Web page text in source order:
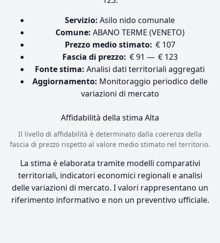
Servizio: Asilo nido comunale
Comune: ABANO TERME (VENETO)
Prezzo medio stimato: € 107
Fascia di prezzo: € 91 — € 123
Fonte stima: Analisi dati territoriali aggregati
Aggiornamento: Monitoraggio periodico delle
variazioni di mercato
Affidabilità della stima Alta
Il livello di affidabilità è determinato dalla coerenza della
fascia di prezzo rispetto al valore medio stimato nel territorio.
La stima è elaborata tramite modelli comparativi
territoriali, indicatori economici regionali e analisi
delle variazioni di mercato. I valori rappresentano un
riferimento informativo e non un preventivo ufficiale.